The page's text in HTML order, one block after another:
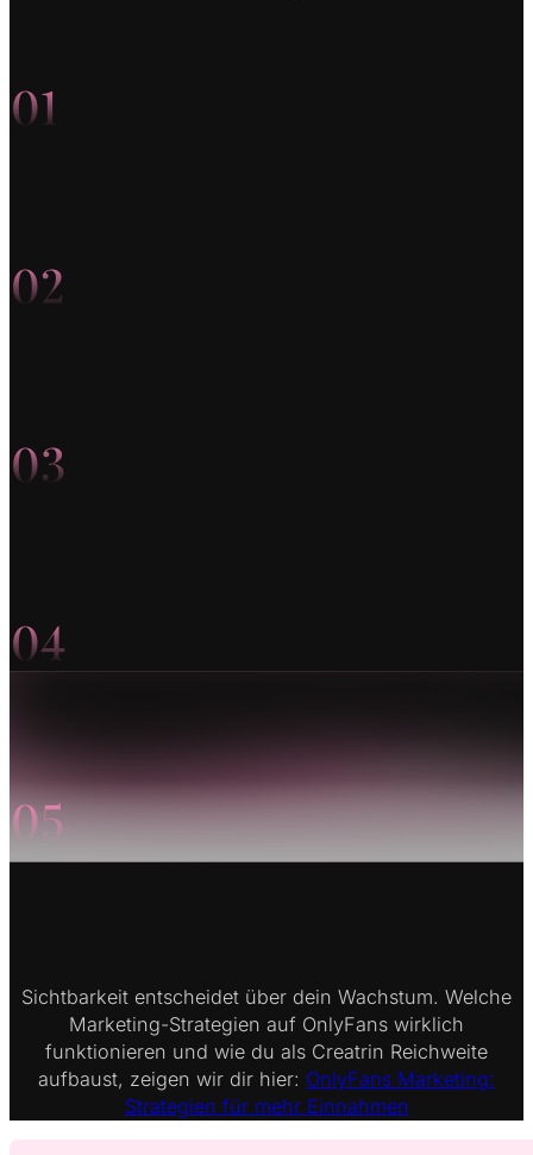
Sichtbarkeit entscheidet über dein Wachstum. Welche
Marketing-Strategien auf OnlyFans wirklich
funktionieren und wie du als Creatrin Reichweite
aufbaust, zeigen wir dir hier: OnlyFans Marketing:
Strategien für mehr Einnahmen